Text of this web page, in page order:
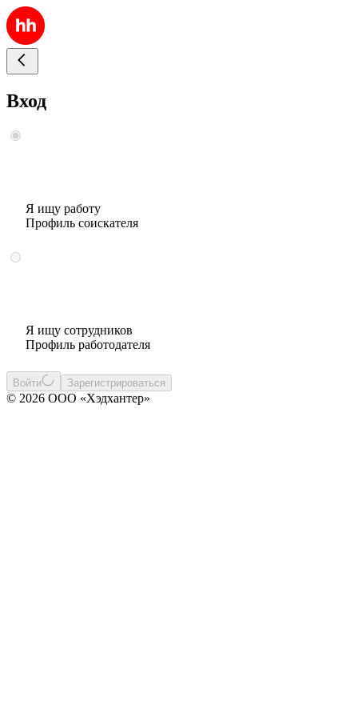
Вход
Я ищу работу
Профиль соискателя
Я ищу сотрудников
Профиль работодателя
Войти Зарегистрироваться
© 2026 ООО «Хэдхантер»